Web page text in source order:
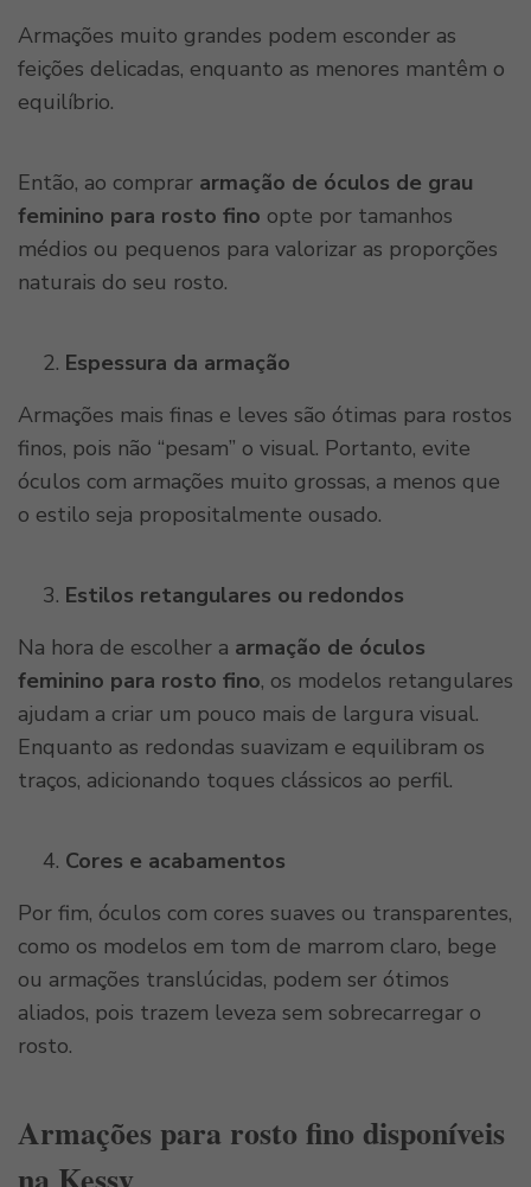
Armações muito grandes podem esconder as
feições delicadas, enquanto as menores mantêm o
equilíbrio.
Então, ao comprar armação de óculos de grau
feminino para rosto fino opte por tamanhos
médios ou pequenos para valorizar as proporções
naturais do seu rosto.
Espessura da armação
Armações mais finas e leves são ótimas para rostos
finos, pois não “pesam” o visual. Portanto, evite
óculos com armações muito grossas, a menos que
o estilo seja propositalmente ousado.
Estilos retangulares ou redondos
Na hora de escolher a armação de óculos
feminino para rosto fino, os modelos retangulares
ajudam a criar um pouco mais de largura visual.
Enquanto as redondas suavizam e equilibram os
traços, adicionando toques clássicos ao perfil.
Cores e acabamentos
Por fim, óculos com cores suaves ou transparentes,
como os modelos em tom de marrom claro, bege
ou armações translúcidas, podem ser ótimos
aliados, pois trazem leveza sem sobrecarregar o
rosto.
Armações para rosto fino disponíveis